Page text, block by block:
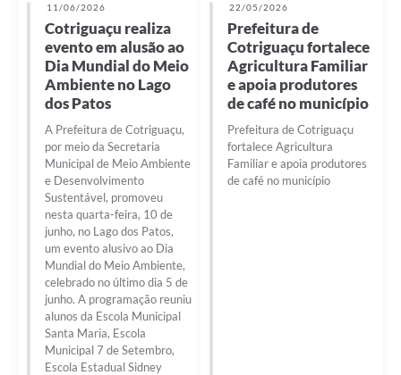
Audiências Públicas
Arquivos para Download
Carta de Serviços
Obras
Projetos
Contas Públicas
Legislação
Editais
Serviços Online
11/06/2026
Cotriguaçu realiza
evento em alusão ao
Dia Mundial do Meio
Ambiente no Lago
dos Patos
A Prefeitura de Cotriguaçu,
por meio da Secretaria
Municipal de Meio Ambiente
e Desenvolvimento
Sustentável, promoveu
nesta quarta-feira, 10 de
junho, no Lago dos Patos,
um evento alusivo ao Dia
Mundial do Meio Ambiente,
celebrado no último dia 5 de
junho. A programação reuniu
alunos da Escola Municipal
Santa Maria, Escola
Municipal 7 de Setembro,
Escola Estadual Sidney
22/05/2026
Prefeitura de
Cotriguaçu fortalece
Agricultura Familiar
e apoia produtores
de café no município
Prefeitura de Cotriguaçu
fortalece Agricultura
Familiar e apoia produtores
de café no município